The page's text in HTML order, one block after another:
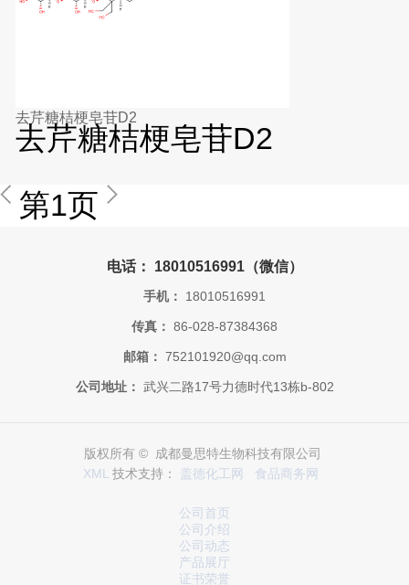
去芹糖桔梗皂苷D2
去芹糖桔梗皂苷D2
第1页
电话： 18010516991（微信）
手机： 18010516991
传真： 86-028-87384368
邮箱： 752101920@qq.com
公司地址： 武兴二路17号力德时代13栋b-802
版权所有 © 成都曼思特生物科技有限公司
XML 技术支持： 盖德化工网 食品商务网
公司首页
公司介绍
公司动态
产品展厅
证书荣誉